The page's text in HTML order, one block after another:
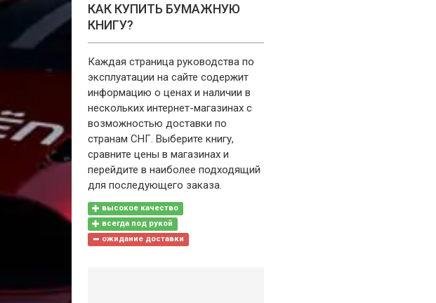
КАК КУПИТЬ БУМАЖНУЮ
КНИГУ?
Каждая страница руководства по
эксплуатации на сайте содержит
информацию о ценах и наличии в
нескольких интернет-магазинах с
возможностью доставки по
странам СНГ. Выберите книгу,
сравните цены в магазинах и
перейдите в наиболее подходящий
для последующего заказа.
высокое качество
всегда под рукой
ожидание доставки